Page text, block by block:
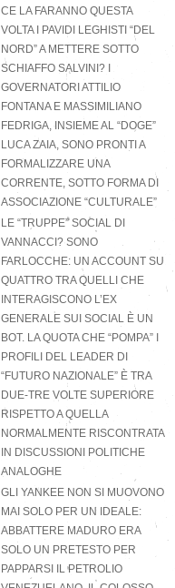
CE LA FARANNO QUESTA
VOLTA I PAVIDI LEGHISTI “DEL
NORD” A METTERE SOTTO
SCHIAFFO SALVINI? I
GOVERNATORI ATTILIO
FONTANA E MASSIMILIANO
FEDRIGA, INSIEME AL “DOGE”
LUCA ZAIA, SONO PRONTI A
FORMALIZZARE UNA
CORRENTE, SOTTO FORMA DI
ASSOCIAZIONE “CULTURALE”
LE “TRUPPE” SOCIAL DI
VANNACCI? SONO
FARLOCCHE: UN ACCOUNT SU
QUATTRO TRA QUELLI CHE
INTERAGISCONO L’EX
GENERALE SUI SOCIAL È UN
BOT. LA QUOTA CHE “POMPA” I
PROFILI DEL LEADER DI
“FUTURO NAZIONALE” È TRA
DUE-TRE VOLTE SUPERIORE
RISPETTO A QUELLA
NORMALMENTE RISCONTRATA
IN DISCUSSIONI POLITICHE
ANALOGHE
GLI YANKEE NON SI MUOVONO
MAI SOLO PER UN IDEALE:
ABBATTERE MADURO ERA
SOLO UN PRETESTO PER
PAPPARSI IL PETROLIO